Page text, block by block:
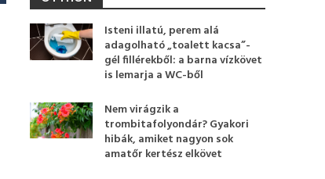
Isteni illatú, perem alá
adagolható „toalett kacsa”-
gél fillérekből: a barna vízkövet
is lemarja a WC-ből
Nem virágzik a
trombitafolyondár? Gyakori
hibák, amiket nagyon sok
amatőr kertész elkövet